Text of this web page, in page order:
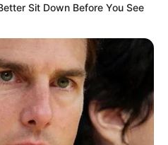
Sit Down Before You See